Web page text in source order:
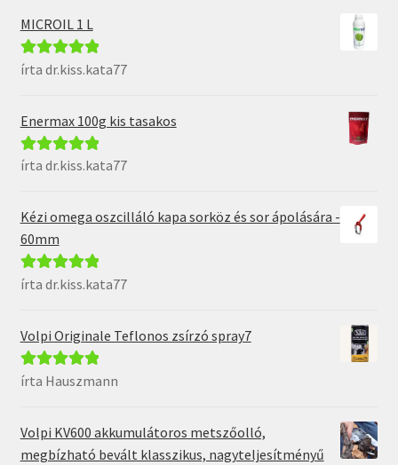
MICROIL 1 L
Értékelés:5 /
írta dr.kiss.kata77
Enermax 100g kis tasakos
Értékelés:5 /
írta dr.kiss.kata77
Kézi omega oszcilláló kapa sorköz és sor ápolására -
60mm
Értékelés:5 /
írta dr.kiss.kata77
Volpi Originale Teflonos zsírzó spray7
Értékelés:5/
írta Hauszmann
Volpi KV600 akkumulátoros metszőolló,
megbízható bevált klasszikus, nagyteljesítményű